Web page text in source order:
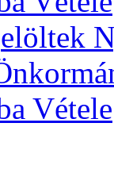
Vétele